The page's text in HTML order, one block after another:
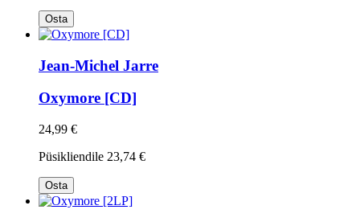
Osta
Jean-Michel Jarre
Oxymore [CD]
24,99 €
Püsikliendile 23,74 €
Osta